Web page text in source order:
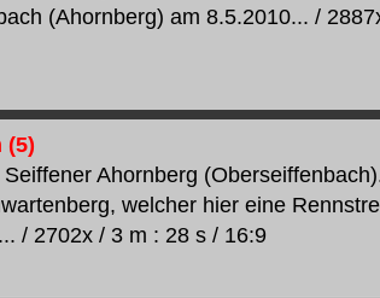
(Ahornberg) am 8.5.2010... /
(5)
Ahornberg
welcher hier eine
/ 2702x / 3 m : 28 s / 16:9